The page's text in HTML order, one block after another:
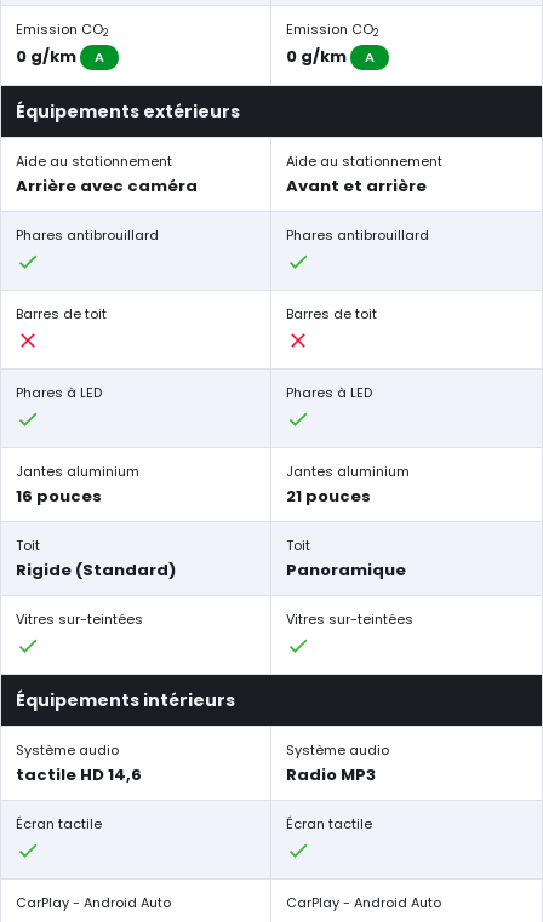
Emission CO2
0 g/km A
Emission CO2
0 g/km A
Équipements extérieurs
Aide au stationnement
Arrière avec caméra
Aide au stationnement
Avant et arrière
Phares antibrouillard Phares antibrouillard
Barres de toit Barres de toit
Phares à LED Phares à LED
Jantes aluminium
16 pouces
Jantes aluminium
21 pouces
Toit
Rigide (Standard)
Toit
Panoramique
Vitres sur-teintées Vitres sur-teintées
Équipements intérieurs
Système audio
tactile HD 14,6
Système audio
Radio MP3
Écran tactile Écran tactile
CarPlay - Android Auto CarPlay - Android Auto